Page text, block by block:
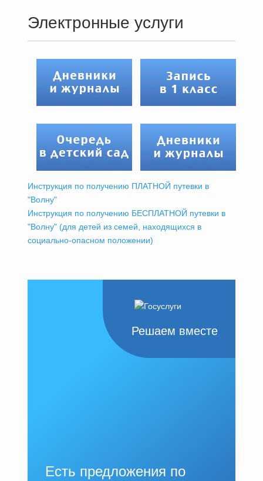
Электронные услуги
Инструкция по получению ПЛАТНОЙ путевки в
"Волну"
Инструкция по получению БЕСПЛАТНОЙ путевки в
"Волну" (для детей из семей, находящихся в
социально-опасном положении)
Решаем вместе
Есть предложения по